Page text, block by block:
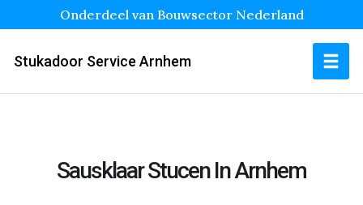
Onderdeel van Bouwsector Nederland
Stukadoor Service Arnhem
Sausklaar Stucen In Arnhem